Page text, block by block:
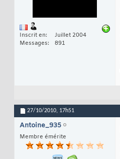
Inscrit en
Juillet 2004
Messages
891
27/10/2010, 17h51
Antoine_935
Membre émérite